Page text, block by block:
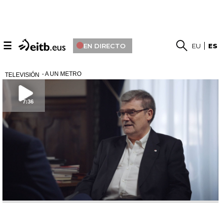
☰ EN DIRECTO EU ES
TELEVISIÓN - A UN METRO
7:36